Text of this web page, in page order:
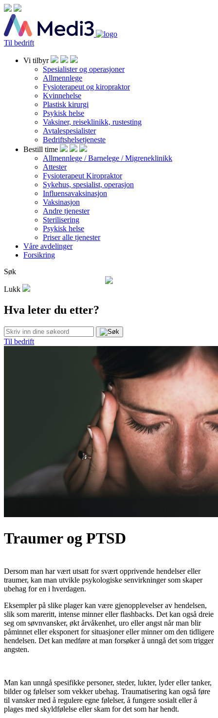
Til bedrift
Vi tilbyr
Spesialister og operasjoner
Allmennlege
Fysioterapeut og kiropraktor
Kvinnehelse
Plastisk kirurgi
Psykisk helse
Vaksiner, reiseklinikk, rustesting
Avtalespesialister
Bedriftshelsetjeneste
Bestill time
Allmennlege / Barnelege / Migreneklinikk
Attester
Fysioterapeut Kiropraktor
Sykehus, spesialist, operasjon
Influensavaksinasjon
Vaksinasjon
Andre tjenester
Sterilisering
Psykisk helse
Priser alle tjenester
Våre avdelinger
Forsikring
Søk
Lukk
Hva leter du etter?
Til bedrift
Traumer og PTSD
Dersom man har vært utsatt for svært opprivende hendelser eller
traumer, kan man utvikle psykologiske senvirkninger som skaper
ubehag for en i hverdagen.
Eksempler på slike plager kan være gjenopplevelser av hendelsen,
slik som mareritt, intense minner eller flashbacks. Det kan også dreie
seg om søvnvansker, økt årvåkenhet, uro eller angst når man blir
påminnet eller eksponert for situasjoner eller minner om den tidligere
hendelsen. Det kan medføre at man forsøker å unngå det som trigger
angsten.
Man kan unngå spesifikke personer, steder, lukter, lyder eller tanker,
bilder og følelser som vekker ubehag. Traumatisering kan også føre
til vansker med å regulere egne følelser, å fungere sosialt eller å
plages med skyldfølelse eller skam for det som har hendt.